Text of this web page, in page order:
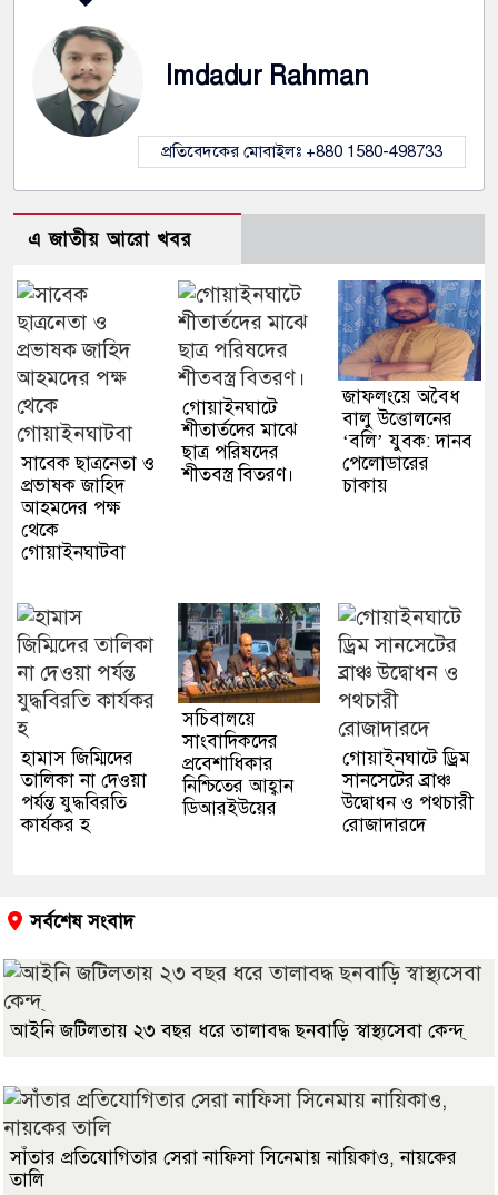
Imdadur Rahman
প্রতিবেদকের মোবাইলঃ +880 1580-498733
এ জাতীয় আরো খবর
সাবেক ছাত্রনেতা ও
প্রভাষক জাহিদ
আহমদের পক্ষ
থেকে
গোয়াইনঘাটবা
গোয়াইনঘাটে
শীতার্তদের মাঝে
ছাত্র পরিষদের
শীতবস্ত্র বিতরণ।
জাফলংয়ে অবৈধ
বালু উত্তোলনের
‘বলি’ যুবক: দানব
পেলোডারের
চাকায়
হামাস জিম্মিদের
তালিকা না দেওয়া
পর্যন্ত যুদ্ধবিরতি
কার্যকর হ
সচিবালয়ে
সাংবাদিকদের
প্রবেশাধিকার
নিশ্চিতের আহ্বান
ডিআরইউয়ের
গোয়াইনঘাটে ড্রিম
সানসেটের ব্রাঞ্চ
উদ্বোধন ও পথচারী
রোজাদারদে
সর্বশেষ সংবাদ
আইনি জটিলতায় ২৩ বছর ধরে তালাবদ্ধ ছনবাড়ি স্বাস্থ্যসেবা কেন্দ্
সাঁতার প্রতিযোগিতার সেরা নাফিসা সিনেমায় নায়িকাও, নায়কের
তালি